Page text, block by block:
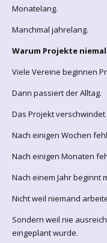
Monatelang.
Manchmal jahrelang.
Warum Projekte
Viele Vereine beginnen
Dann passiert der Alltag.
Das Projekt
Nach einigen Wochen
Nach einigen Monaten
Nach einem Jahr beginnt
Nicht weil niemand
Sondern weil nie
eingeplant wurde.